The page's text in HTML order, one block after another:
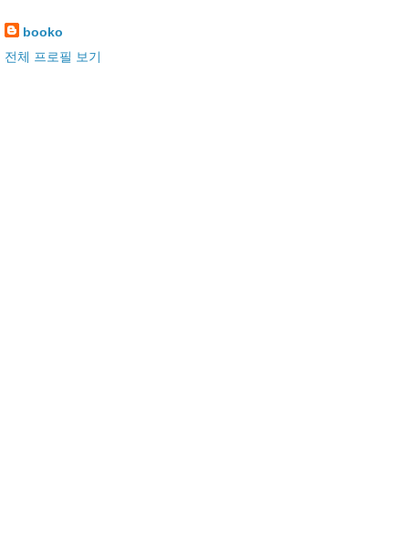
booko
전체 프로필 보기